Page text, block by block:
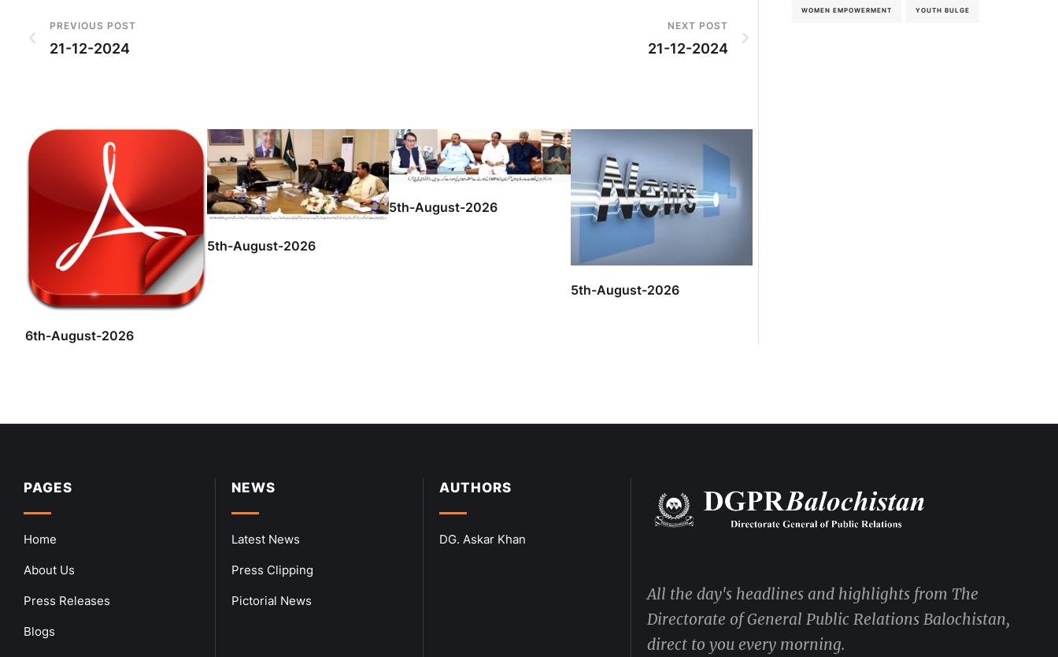
PREVIOUS POST
21-12-2024
NEXT POST
21-12-2024
6th-August-2026
5th-August-2026
5th-August-2026
5th-August-2026
WOMEN EMPOWERMENT YOUTH BULGE
PAGES
Home
About Us
Press Releases
Blogs
NEWS
Latest News
Press Clipping
Pictorial News
AUTHORS
DG. Askar Khan
All the day's headlines and highlights from The
Directorate of General Public Relations Balochistan,
direct to you every morning.